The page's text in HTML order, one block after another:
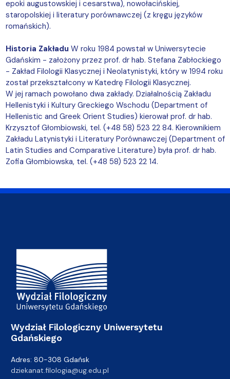
epoki augustowskiej i cesarstwa), nowołacińskiej,
staropolskiej i literatury porównawczej (z kręgu języków
romańskich).
Historia Zakładu W roku 1984 powstał w Uniwersytecie
Gdańskim - założony przez prof. dr hab. Stefana Zabłockiego
- Zakład Filologii Klasycznej i Neolatynistyki, który w 1994 roku
został przekształcony w Katedrę Filologii Klasycznej.
W jej ramach powołano dwa zakłady. Działalnością Zakładu
Hellenistyki i Kultury Greckiego Wschodu (Department of
Hellenistic and Greek Orient Studies) kierował prof. dr hab.
Krzysztof Głombiowski, tel. (+48 58) 523 22 84. Kierownikiem
Zakładu Latynistyki i Literatury Porównawczej (Department of
Latin Studies and Comparative Literature) była prof. dr hab.
Zofia Głombiowska, tel. (+48 58) 523 22 14.
Adres Wydziału
Wydział Filologiczny Uniwersytetu
Gdańskiego
Adres: 80-308 Gdańsk
dziekanat.filologia@ug.edu.pl